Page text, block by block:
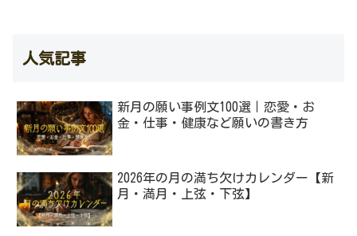
人気記事
新月の願い事例文100選｜恋愛・お
金・仕事・健康など願いの書き方
2026年の月の満ち欠けカレンダー【新
月・満月・上弦・下弦】